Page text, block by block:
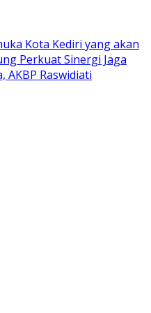
Kota Kediri yang akan
Perkuat Sinergi Jaga
AKBP Raswidiati